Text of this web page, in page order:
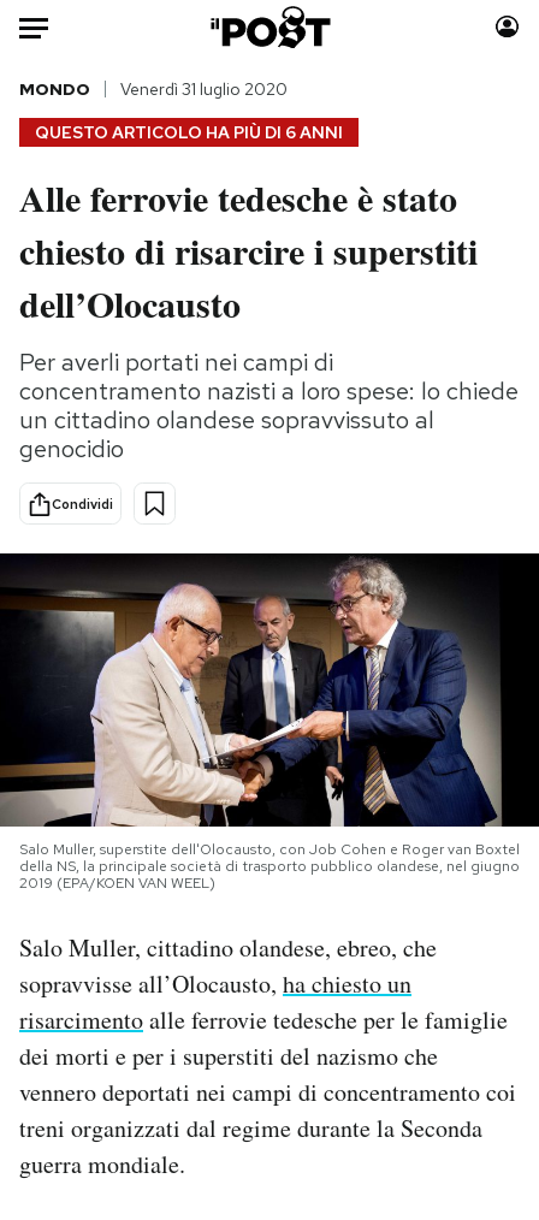
Auto
HOME
Italia
Politica
Tecnologia
Scienza
Cultura
Economia
Sport
Moda
Consumismi
Media
Europa
PODCAST
NEWSLETTER
I MIEI PREFERITI
SHOP
AREA PERSONALE
Area Personale
Newsletter
Notifiche mobile
Regala il Post
Hai bisogno di aiuto?
QUESTO ARTICOLO HA PIÙ DI 6 ANNI
MONDO Venerdì 31 luglio 2020
Alle ferrovie tedesche è stato
chiesto di risarcire i superstiti
dell’Olocausto
Per averli portati nei campi di
concentramento nazisti a loro spese: lo chiede
un cittadino olandese sopravvissuto al
genocidio
Condividi
Salo Muller, superstite dell'Olocausto, con Job Cohen e Roger van Boxtel
della NS, la principale società di trasporto pubblico olandese, nel giugno
2019 (EPA/KOEN VAN WEEL)
Salo Muller, cittadino olandese, ebreo, che
sopravvisse all’Olocausto, ha chiesto un
risarcimentoalle ferrovie tedesche per le famiglie
dei morti e per i superstiti del nazismo che
vennero deportati nei campi di concentramento coi
treni organizzati dal regime durante la Seconda
guerra mondiale.